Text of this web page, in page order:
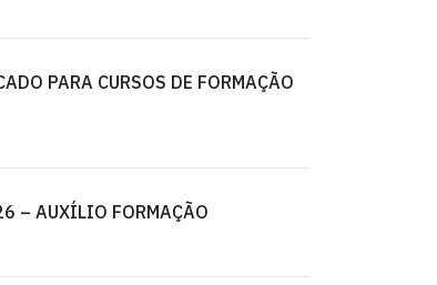
PARA CURSOS DE FORMAÇÃO
– AUXÍLIO FORMAÇÃO